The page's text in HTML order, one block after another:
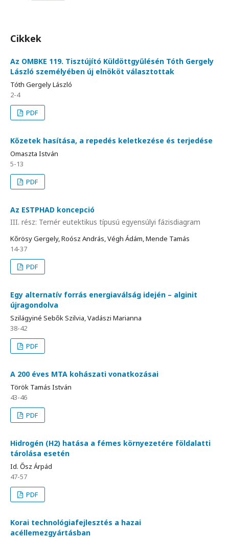
Cikkek
Az OMBKE 119. Tisztújító Küldöttgyűlésén Tóth Gergely
László személyében új elnököt választottak
Tóth Gergely László
2-4
PDF
Kőzetek hasítása, a repedés keletkezése és terjedése
Omaszta István
5-13
PDF
Az ESTPHAD koncepció
III. rész: Ternér eutektikus típusú egyensúlyi fázisdiagram
Kőrösy Gergely, Roósz András, Végh Ádám, Mende Tamás
14-37
PDF
Egy alternatív forrás energiaválság idején – alginit
újragondolva
Szilágyiné Sebők Szilvia, Vadászi Marianna
38-42
PDF
A 200 éves MTA kohászati vonatkozásai
Török Tamás István
43-46
PDF
Hidrogén (H2) hatása a fémes környezetére földalatti
tárolása esetén
Id. Ősz Árpád
47-57
PDF
Korai technológiafejlesztés a hazai
acéllemezgyártásban